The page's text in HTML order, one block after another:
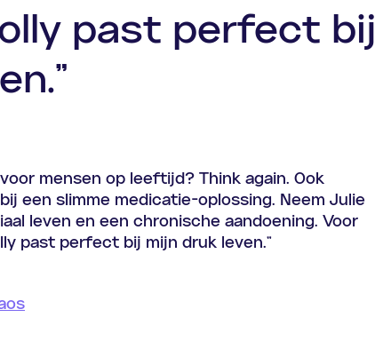
past perfect bij
mensen op leeftijd? Think again. Ook
een slimme medicatie-oplossing. Neem Julie
leven en een chronische aandoening. Voor
past perfect bij mijn druk leven."